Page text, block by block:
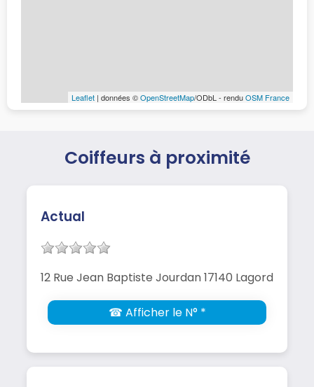
Leaflet | données ©OpenStreetMap/ODbL - renduOSM France
Coiffeurs à proximité
Actual
12 Rue Jean Baptiste Jourdan 17140 Lagord
☎ Afficher le N° *